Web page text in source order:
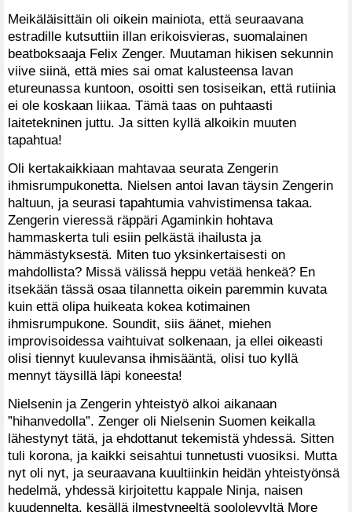
Meikäläisittäin oli oikein mainiota, että seuraavana
estradille kutsuttiin illan erikoisvieras, suomalainen
beatboksaaja Felix Zenger. Muutaman hikisen sekunnin
viive siinä, että mies sai omat kalusteensa lavan
etureunassa kuntoon, osoitti sen tosiseikan, että rutiinia
ei ole koskaan liikaa. Tämä taas on puhtaasti
laitetekninen juttu. Ja sitten kyllä alkoikin muuten
tapahtua!
Oli kertakaikkiaan mahtavaa seurata Zengerin
ihmisrumpukonetta. Nielsen antoi lavan täysin Zengerin
haltuun, ja seurasi tapahtumia vahvistimensa takaa.
Zengerin vieressä räppäri Agaminkin hohtava
hammaskerta tuli esiin pelkästä ihailusta ja
hämmästyksestä. Miten tuo yksinkertaisesti on
mahdollista? Missä välissä heppu vetää henkeä? En
itsekään tässä osaa tilannetta oikein paremmin kuvata
kuin että olipa huikeata kokea kotimainen
ihmisrumpukone. Soundit, siis äänet, miehen
improvisoidessa vaihtuivat solkenaan, ja ellei oikeasti
olisi tiennyt kuulevansa ihmisääntä, olisi tuo kyllä
mennyt täysillä läpi koneesta!
Nielsenin ja Zengerin yhteistyö alkoi aikanaan
”hihanvedolla”. Zenger oli Nielsenin Suomen keikalla
lähestynyt tätä, ja ehdottanut tekemistä yhdessä. Sitten
tuli korona, ja kaikki seisahtui tunnetusti vuosiksi. Mutta
nyt oli nyt, ja seuraavana kuultiinkin heidän yhteistyönsä
hedelmä, yhdessä kirjoitettu kappale Ninja, naisen
kuudennelta, kesällä ilmestyneeltä soololevyltä More